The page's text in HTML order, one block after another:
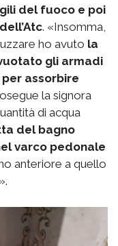
del fuoco e poi
. «Insomma,
ho avuto la
gli armadi
assorbire
la signora
di acqua
del bagno
varco pedonale
anteriore a quello